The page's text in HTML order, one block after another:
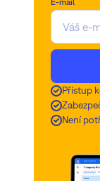
E-mail
Přístup
Není